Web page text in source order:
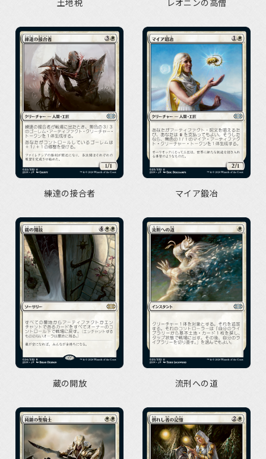
土地税 レオニンの高僧
練達の接合者 マイア鍛冶
蔵の開放 流刑への道